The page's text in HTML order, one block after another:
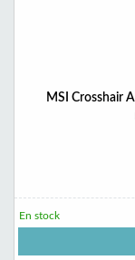
MSI Crosshair
En stock